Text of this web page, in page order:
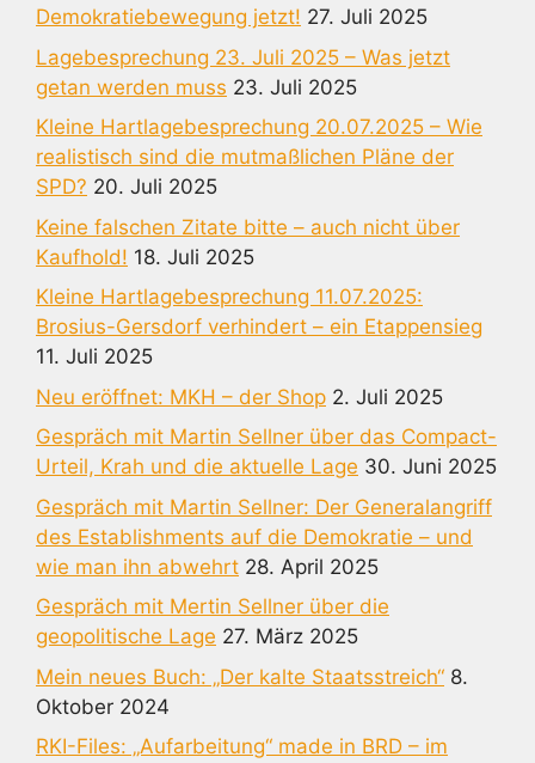
Demokratiebewegung jetzt! 27. Juli 2025
Lagebesprechung 23. Juli 2025 – Was jetzt
getan werden muss 23. Juli 2025
Kleine Hartlagebesprechung 20.07.2025 – Wie
realistisch sind die mutmaßlichen Pläne der
SPD? 20. Juli 2025
Keine falschen Zitate bitte – auch nicht über
Kaufhold! 18. Juli 2025
Kleine Hartlagebesprechung 11.07.2025:
Brosius-Gersdorf verhindert – ein Etappensieg
11. Juli 2025
Neu eröffnet: MKH – der Shop 2. Juli 2025
Gespräch mit Martin Sellner über das Compact-
Urteil, Krah und die aktuelle Lage 30. Juni 2025
Gespräch mit Martin Sellner: Der Generalangriff
des Establishments auf die Demokratie – und
wie man ihn abwehrt 28. April 2025
Gespräch mit Mertin Sellner über die
geopolitische Lage 27. März 2025
Mein neues Buch: „Der kalte Staatsstreich“ 8.
Oktober 2024
RKI-Files: „Aufarbeitung“ made in BRD – im